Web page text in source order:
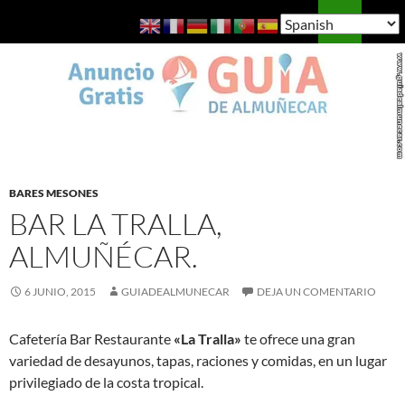
Guía de Almuñécar
MENÚ
BARES MESONES
BAR LA TRALLA,
ALMUÑÉCAR.
6 JUNIO, 2015 GUIADEALMUNECAR DEJA UN COMENTARIO
Cafetería Bar Restaurante «La Tralla» te ofrece una gran
variedad de desayunos, tapas, raciones y comidas, en un lugar
privilegiado de la costa tropical.